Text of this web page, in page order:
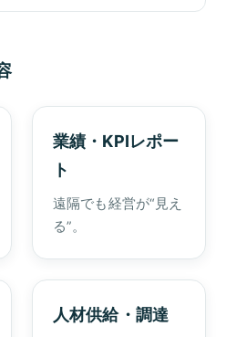
業績・KPIレポー
ト
遠隔でも経営が“見え
る”。
人材供給・調達